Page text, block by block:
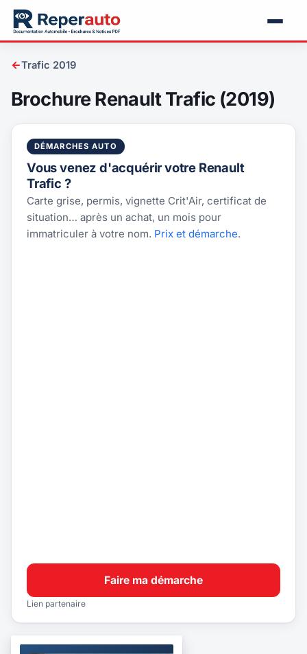
←Trafic 2019
Brochure Renault Trafic (2019)
DÉMARCHES AUTO
Vous venez d'acquérir votre Renault
Trafic ?
Carte grise, permis, vignette Crit'Air, certificat de
situation… après un achat, un mois pour
immatriculer à votre nom. Prix et démarche.
Faire ma démarche
Lien partenaire